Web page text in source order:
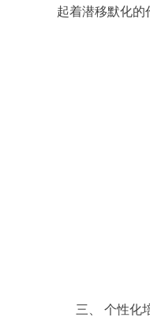
起着潜移默化的
三、 个性化